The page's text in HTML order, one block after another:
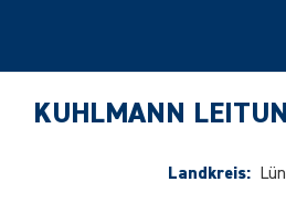
KUHLMANN
Landkreis: